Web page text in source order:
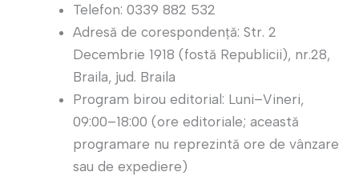
Telefon: 0339 882 532
Adresă de corespondență: Str. 2
Decembrie 1918 (fostă Republicii), nr.28,
Braila, jud. Braila
Program birou editorial: Luni–Vineri,
09:00–18:00 (ore editoriale; această
programare nu reprezintă ore de vânzare
sau de expediere)